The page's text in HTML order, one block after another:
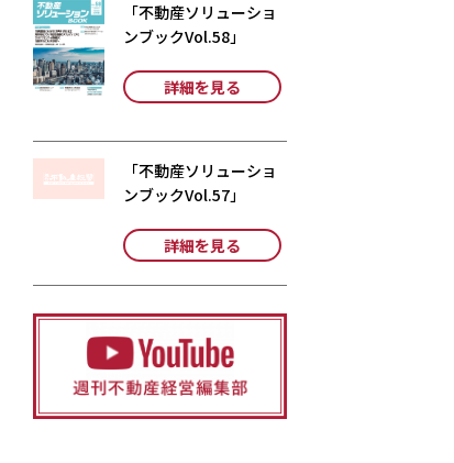
「不動産ソリューショ
ンブックVol.58」
詳細を見る
「不動産ソリューショ
ンブックVol.57」
詳細を見る